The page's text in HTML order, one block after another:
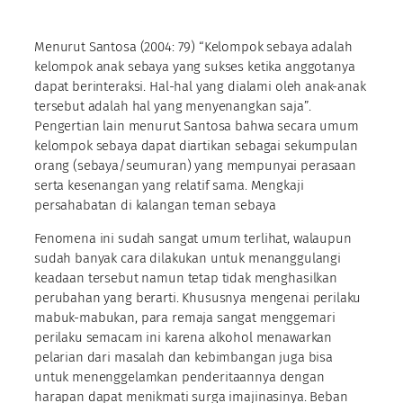
Menurut Santosa (2004: 79) “Kelompok sebaya adalah
kelompok anak sebaya yang sukses ketika anggotanya
dapat berinteraksi. Hal-hal yang dialami oleh anak-anak
tersebut adalah hal yang menyenangkan saja”.
Pengertian lain menurut Santosa bahwa secara umum
kelompok sebaya dapat diartikan sebagai sekumpulan
orang (sebaya/seumuran) yang mempunyai perasaan
serta kesenangan yang relatif sama. Mengkaji
persahabatan di kalangan teman sebaya
Fenomena ini sudah sangat umum terlihat, walaupun
sudah banyak cara dilakukan untuk menanggulangi
keadaan tersebut namun tetap tidak menghasilkan
perubahan yang berarti. Khususnya mengenai perilaku
mabuk-mabukan, para remaja sangat menggemari
perilaku semacam ini karena alkohol menawarkan
pelarian dari masalah dan kebimbangan juga bisa
untuk menenggelamkan penderitaannya dengan
harapan dapat menikmati surga imajinasinya. Beban